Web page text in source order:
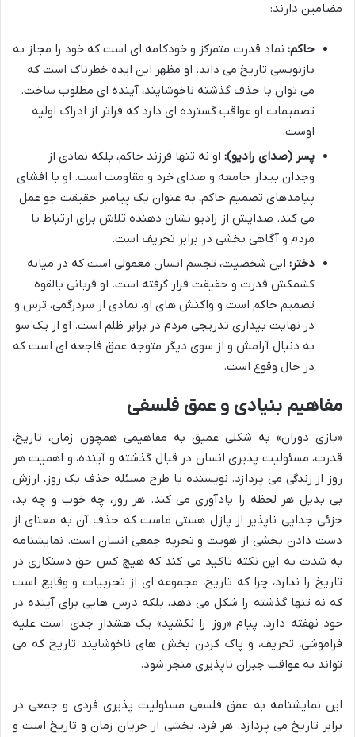
مضامین دارند:
حاکم: نماد قدرت متمرکز و خودکامه ای است که خود را مجاز به
بازنویسی تاریخ می داند. او مظهر این ایده خطرناک است که
می توان با حذف گذشته ناخوشایند، آینده ای مطلوب ساخت.
تصمیمات او عواقب گسترده ای دارد که فراتر از ادراک اولیه
اوست.
پسر (صدای رادیو): او نه تنها فرزند حاکم، بلکه نمادی از
وجدان بیدار جامعه و صدای خرد و مقاومت است. او با افشای
پیامدهای تصمیم حاکم، به عنوان یک پیامبر حقیقت جو عمل
می کند. صدایش از رادیو نشان دهنده تلاش برای ارتباط با
مردم و آگاهی بخشی در برابر تحریف است.
دختر: این شخصیت، تجسم انسان معمولی است که در میانه
کشمکش قدرت و حقیقت قرار گرفته است. او قربانی بالقوه
تصمیم حاکم است و واکنش های او، نمادی از سردرگمی، ترس و
در نهایت بیداری تدریجی مردم در برابر ظلم است. او از یک سو
به دنبال آرامش و از سوی دیگر متوجه عمق فاجعه ای است که
در حال وقوع است.
مفاهیم بنیادی و عمق فلسفی
«بازی دوران» به شکلی عمیق به مفاهیمی همچون زمان، تاریخ،
قدرت، مسئولیت پذیری انسان در قبال گذشته و آینده، و اهمیت هر
روز از زندگی می پردازد. نویسنده با طرح مسئله حذف یک روز، ارزش
بی بدیل هر لحظه را یادآوری می کند. هر روز، چه خوب و چه بد،
جزئی جدایی ناپذیر از پازل هستی ماست که حذف آن به معنای از
دست دادن بخشی از هویت و تجربه جمعی انسان است. نمایشنامه
به شدت به این نکته تاکید می کند که هیچ کس حق دستکاری در
تاریخ را ندارد، چرا که تاریخ، مجموعه ای از تجربیات و وقایع است
که نه تنها گذشته را شکل می دهد، بلکه درس هایی برای آینده در
خود نهفته دارد. پیام «روز را نکشید» یک هشدار جدی است علیه
فراموشی، تحریف، و پاک کردن بخش های ناخوشایند تاریخ که می
تواند به عواقب جبران ناپذیری منجر شود.
این نمایشنامه به عمق فلسفی مسئولیت پذیری فردی و جمعی در
برابر تاریخ می پردازد. هر فرد، بخشی از جریان زمان و تاریخ است و